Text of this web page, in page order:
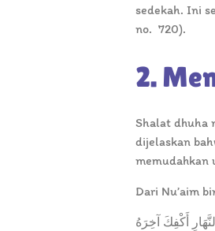
sedekah. Ini
no. 720).
2.
Shalat dhuha
dijelaskan
memudahkan
Dari Nu’aim
أَكْفِكَ آخِرَهُ